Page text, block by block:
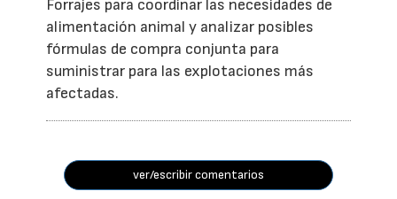
Forrajes para coordinar las necesidades de
alimentación animal y analizar posibles
fórmulas de compra conjunta para
suministrar para las explotaciones más
afectadas.
ver/escribir comentarios